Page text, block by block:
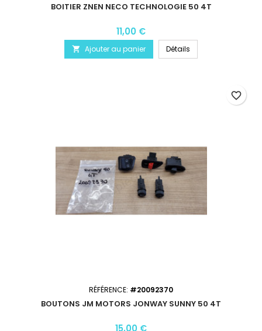
BOITIER ZNEN NECO TECHNOLOGIE 50 4T
11,00 €
 Ajouter au panier Détails
RÉFÉRENCE: #20092370
BOUTONS JM MOTORS JONWAY SUNNY 50 4T
favorite_border